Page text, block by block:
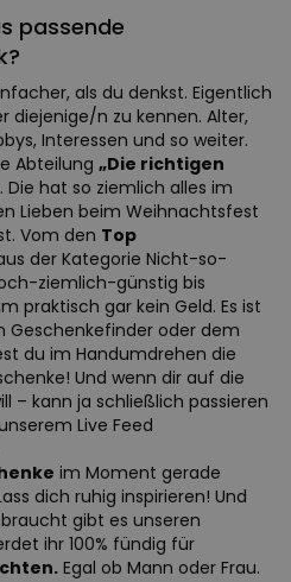
passende
als du denkst. Eigentlich
diejenige/n zu kennen. Alter,
Interessen und so weiter.
Abteilung „Die richtigen
. Die hat so ziemlich alles im
Lieben beim Weihnachtsfest
Vom den Top
der Kategorie Nicht-so-
ziemlich-günstig bis
praktisch gar kein Geld. Es ist
Geschenkefinder oder dem
du im Handumdrehen die
Und wenn dir auf die
– kann ja schließlich passieren
Live Feed
im Moment gerade
dich ruhig inspirieren! Und
gibt es unseren
ihr 100% fündig für
Egal ob Mann oder Frau.